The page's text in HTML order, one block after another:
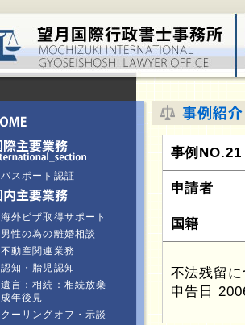
パスポート認証
海外ビザ取得サポート
男性の為の離婚相談
不動産関連業務
認知・胎児認知
遺言：相続：相続放棄
成年後見
クーリングオフ・示談
事例NO.21
申請者
国籍
不法残留
申告日